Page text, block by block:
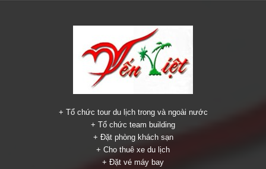
+ Tổ chức tour du lịch trong và ngoài nước
+ Tổ chức team building
+ Đặt phòng khách sạn
+ Cho thuê xe du lịch
+ Đặt vé máy bay